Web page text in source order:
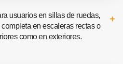
usuarios en sillas de ruedas,
en escaleras rectas o
como en exteriores.